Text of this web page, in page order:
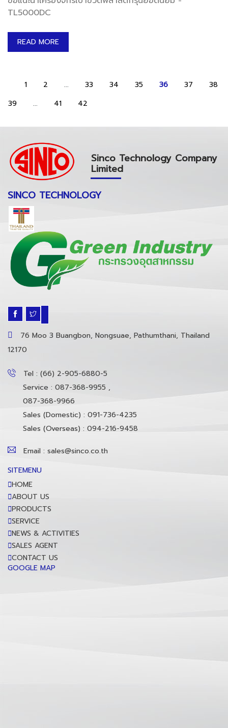
TL5000DC
READ MORE
1 2 ... 33 34 35 36 37
38
39
... 41 42
Sinco Technology Company
Limited
SINCO TECHNOLOGY
76 Moo 3 Buangbon, Nongsuae, Pathumthani, Thailand
12170
Tel : (66) 2-905-6880-5
Service : 087-368-9955 ,
087-368-9966
Sales (Domestic) : 091-736-4235
Sales (Overseas) : 094-216-9458
Email : sales@sinco.co.th
SITEMENU
HOME
ABOUT US
PRODUCTS
SERVICE
NEWS & ACTIVITIES
SALES AGENT
CONTACT US
GOOGLE MAP